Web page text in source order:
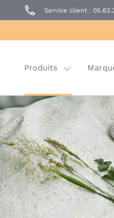
Service client :
Produits
Prêt à Porter
Last chance